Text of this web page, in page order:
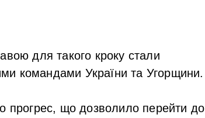
для такого кроку стали
командами України та Угорщини.
прогрес, що дозволило перейти до